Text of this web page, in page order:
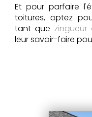
Et pour parfaire
toitures, optez
tant que zingueur
leur savoir-faire